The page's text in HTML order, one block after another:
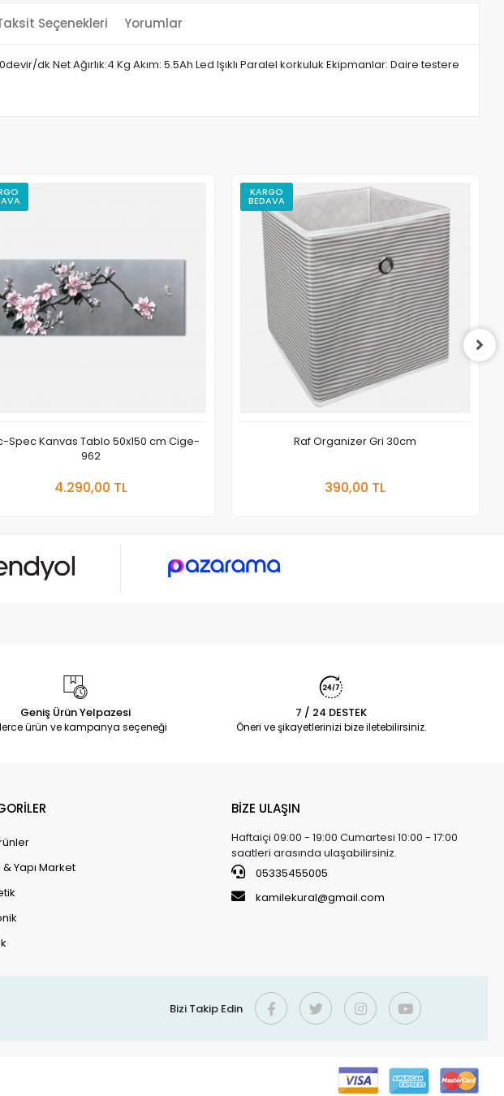
Seçenekleri Yorumlar
dk Net Ağırlık:4 Kg Akım: 5.5Ah Led Işıklı Paralel korkuluk Ekipmanlar: Daire testere
Spec Kanvas Tablo 50x150 cm Cige-
962
4.290,00 TL
KARGO
BEDAVA
Raf Organizer Gri 30cm
390,00 TL
Geniş Ürün Yelpazesi
ürün ve kampanya seçeneği
7 / 24 DESTEK
Öneri ve şikayetlerinizi bize iletebilirsiniz.
Yapı Market
BİZE ULAŞIN
Haftaiçi 09:00 - 19:00 Cumartesi 10:00 - 17:00
saatleri arasında ulaşabilirsiniz.
05335455005
kamilekural@gmail.com
Bizi Takip Edin